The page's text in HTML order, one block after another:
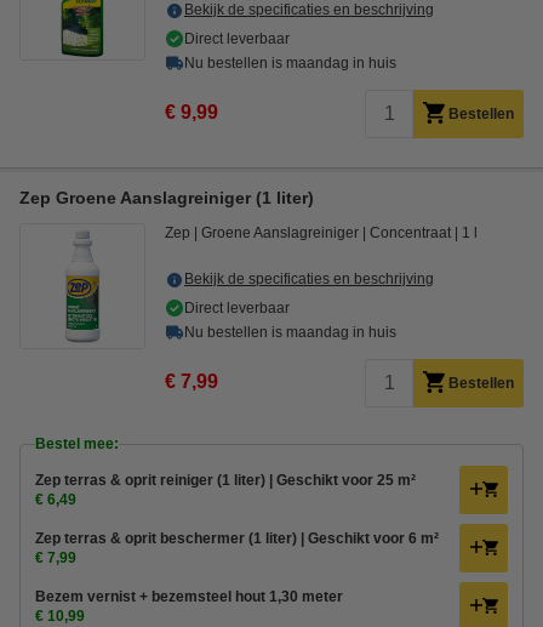
Bekijk de specificaties en beschrijving
Direct leverbaar
Nu bestellen is maandag in huis
€ 9,99 Bestellen
Zep Groene Aanslagreiniger (1 liter)
Zep Groene Aanslagreiniger Concentraat 1 l
Bekijk de specificaties en beschrijving
Direct leverbaar
Nu bestellen is maandag in huis
€ 7,99 Bestellen
Bestel mee:
Zep terras & oprit reiniger (1 liter) | Geschikt voor 25 m²
€ 6,49
Zep terras & oprit beschermer (1 liter) | Geschikt voor 6 m²
€ 7,99
Bezem vernist + bezemsteel hout 1,30 meter
€ 10,99